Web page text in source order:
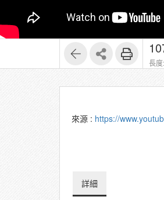
長
來源 : https://
詳細